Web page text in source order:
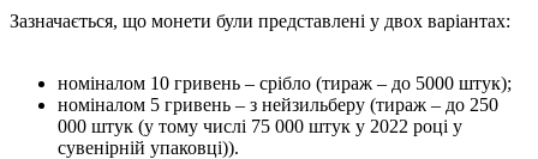
Зазначається, що монети були представлені у двох варіантах:
номіналом 10 гривень – срібло (тираж – до 5000 штук);
номіналом 5 гривень – з нейзильберу (тираж – до 250
000 штук (у тому числі 75 000 штук у 2022 році у
сувенірній упаковці)).